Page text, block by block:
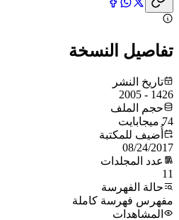
تفاصيل النسخة
تاريخ النشر
1426 - 2005
حجم الملف
74 ميجابايت
أُضيف للمكتبة
08/24/2017
عدد المجلدات
11
حالة الفهرسة
مفهرس فهرسة كاملة
المشاهدات